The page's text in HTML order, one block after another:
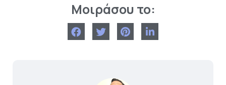
Μοιράσου το: